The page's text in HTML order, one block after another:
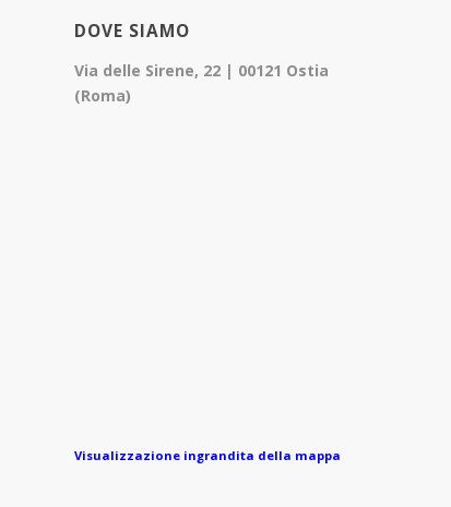
DOVE SIAMO
Via delle Sirene, 22 | 00121 Ostia
(Roma)
Visualizzazione ingrandita della mappa